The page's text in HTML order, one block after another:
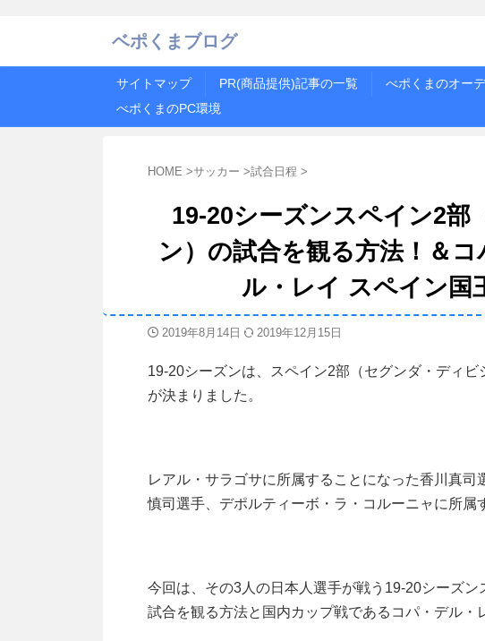
ベポくまブログ
サイトマップ PR(商品提供)記事の一覧 べポくまのオー
べポくまのPC環境
HOME >サッカー >試合日程 >
19-20シーズンスペイン2部
ン）の試合を観る方法！＆
ル・レイ スペイン国
2019年8月14日 2019年12月15日
19-20シーズンは、スペイン2部（セグンダ・ディ
が決まりました。
レアル・サラゴサに所属することになった香川真
慎司選手、デポルティーボ・ラ・コルーニャに所属
今回は、その3人の日本人選手が戦う19-20シーズ
試合を観る方法と国内カップ戦であるコパ・デル・